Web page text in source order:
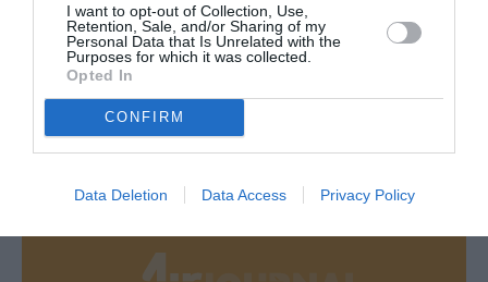
I want to opt-out of Collection, Use,
Retention, Sale, and/or Sharing of my
Personal Data that Is Unrelated with the
Purposes for which it was collected.
Opted In
CONFIRM
Data Deletion Data Access Privacy Policy
Appel aux lecteurs !
Soutenez Air Journal participez
développement !
NOUS SOUTENIR